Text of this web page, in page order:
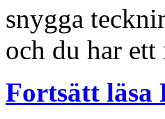
snygga
och du har
Fortsätt läsa